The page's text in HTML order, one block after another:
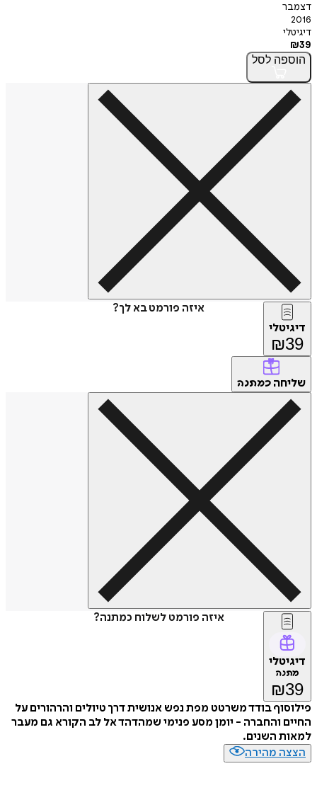
דצמבר
2016
דיגיטלי
₪39
הוספה לסל
איזה פורמט בא לך?
דיגיטלי
₪39
שליחה כמתנה
איזה פורמט לשלוח כמתנה?
דיגיטלי
מתנה
₪39
פילוסוף בודד משרטט מפת נפש אנושית דרך טיולים והרהורים על
החיים והחברה - יומן מסע פנימי שמהדהד אל לב הקורא גם מעבר
למאות השנים.
הצצה מהירה